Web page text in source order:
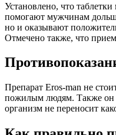
Установлено, что
помогают мужчинам
но и оказывают
Отмечено также, что
Препарат Eros-man не
пожилым людям. Также он
организм не переносит